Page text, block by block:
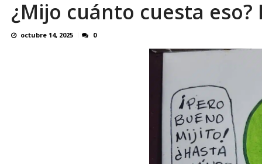
Edmundo González celebró libertad plena
¿Mijo cuánto cuesta eso?
octubre 14, 2025 0